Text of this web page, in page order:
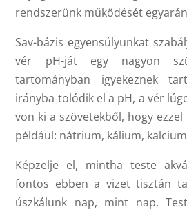
rendszerünk működését
Sav-bázis egyensúlyunkat
vér pH-ját egy nagyon
tartományban igyekeznek
irányba tolódik el a pH, a vér
von ki a szövetekből, hogy
például: nátrium, kálium,
Képzelje el, mintha teste
fontos ebben a vizet tisztán
úszkálunk nap, mint nap.